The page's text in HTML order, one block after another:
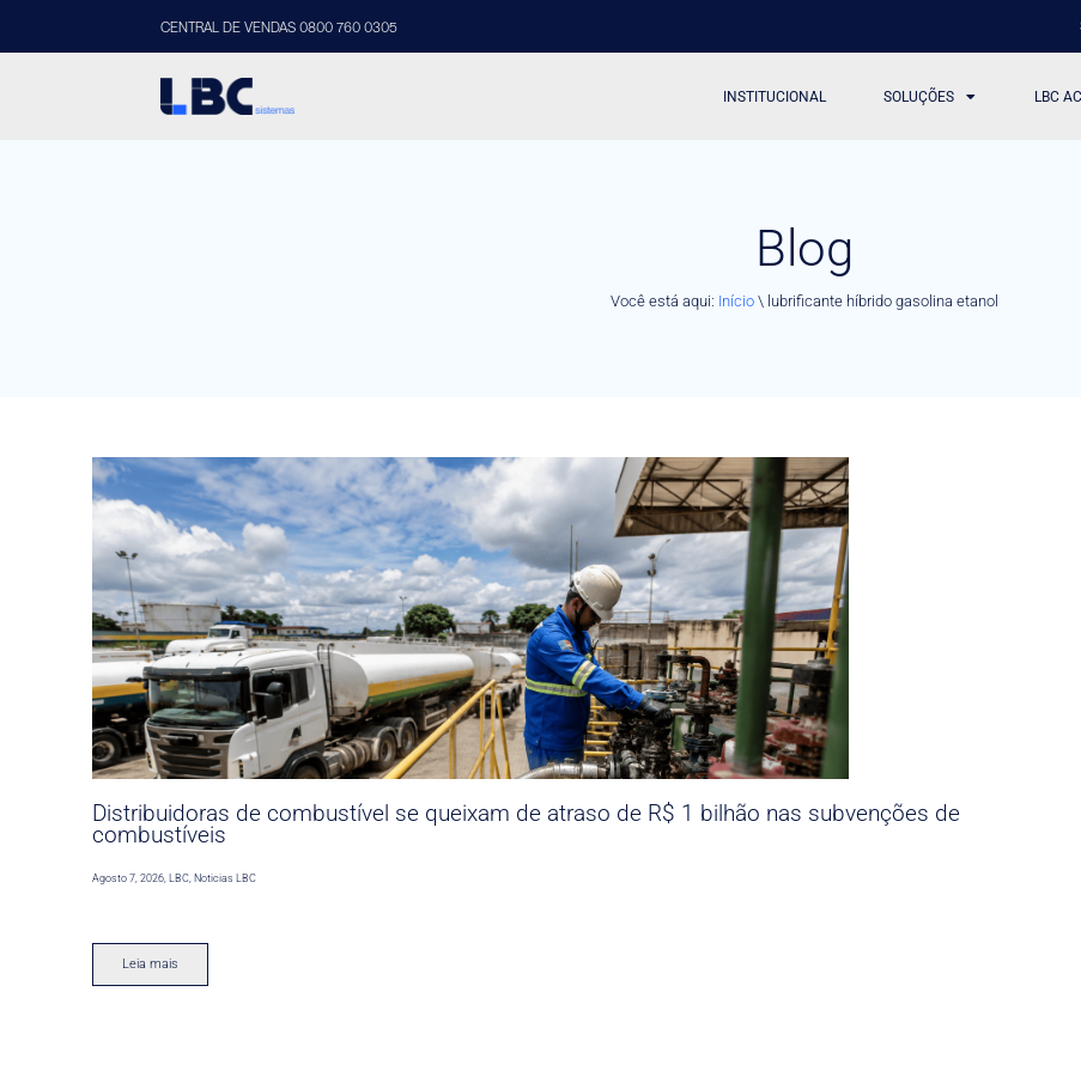
CENTRAL DE VENDAS 0800 760 0305
INSTITUCIONAL SOLUÇÕES LBC
Blog
Você está aqui: Início \ lubrificante híbrido gasolina etanol
Distribuidoras de combustível se queixam de atraso de R$ 1 bilhão nas subvenções de
combustíveis
Agosto 7, 2026,LBC,Noticias LBC
Leia mais